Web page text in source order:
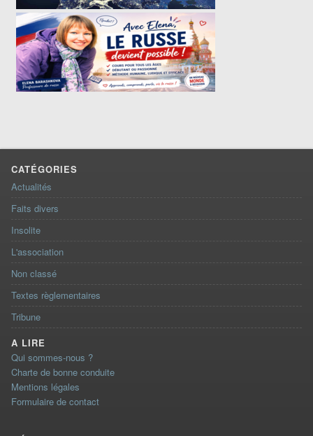
CATÉGORIES
Actualités
Faits divers
Insolite
L'association
Non classé
Textes règlementaires
Tribune
A LIRE
Qui sommes-nous ?
Charte de bonne conduite
Mentions légales
Formulaire de contact